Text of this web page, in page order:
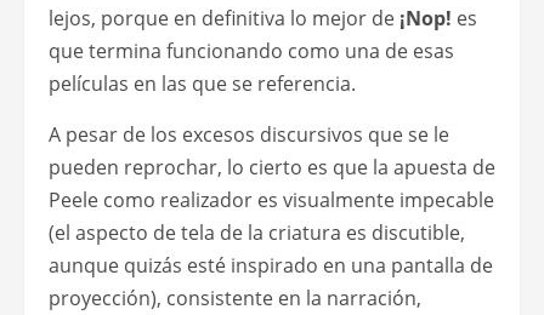
lejos, porque en definitiva lo mejor de ¡Nop! es
que termina funcionando como una de esas
películas en las que se referencia.
A pesar de los excesos discursivos que se le
pueden reprochar, lo cierto es que la apuesta de
Peele como realizador es visualmente impecable
(el aspecto de tela de la criatura es discutible,
aunque quizás esté inspirado en una pantalla de
proyección), consistente en la narración,